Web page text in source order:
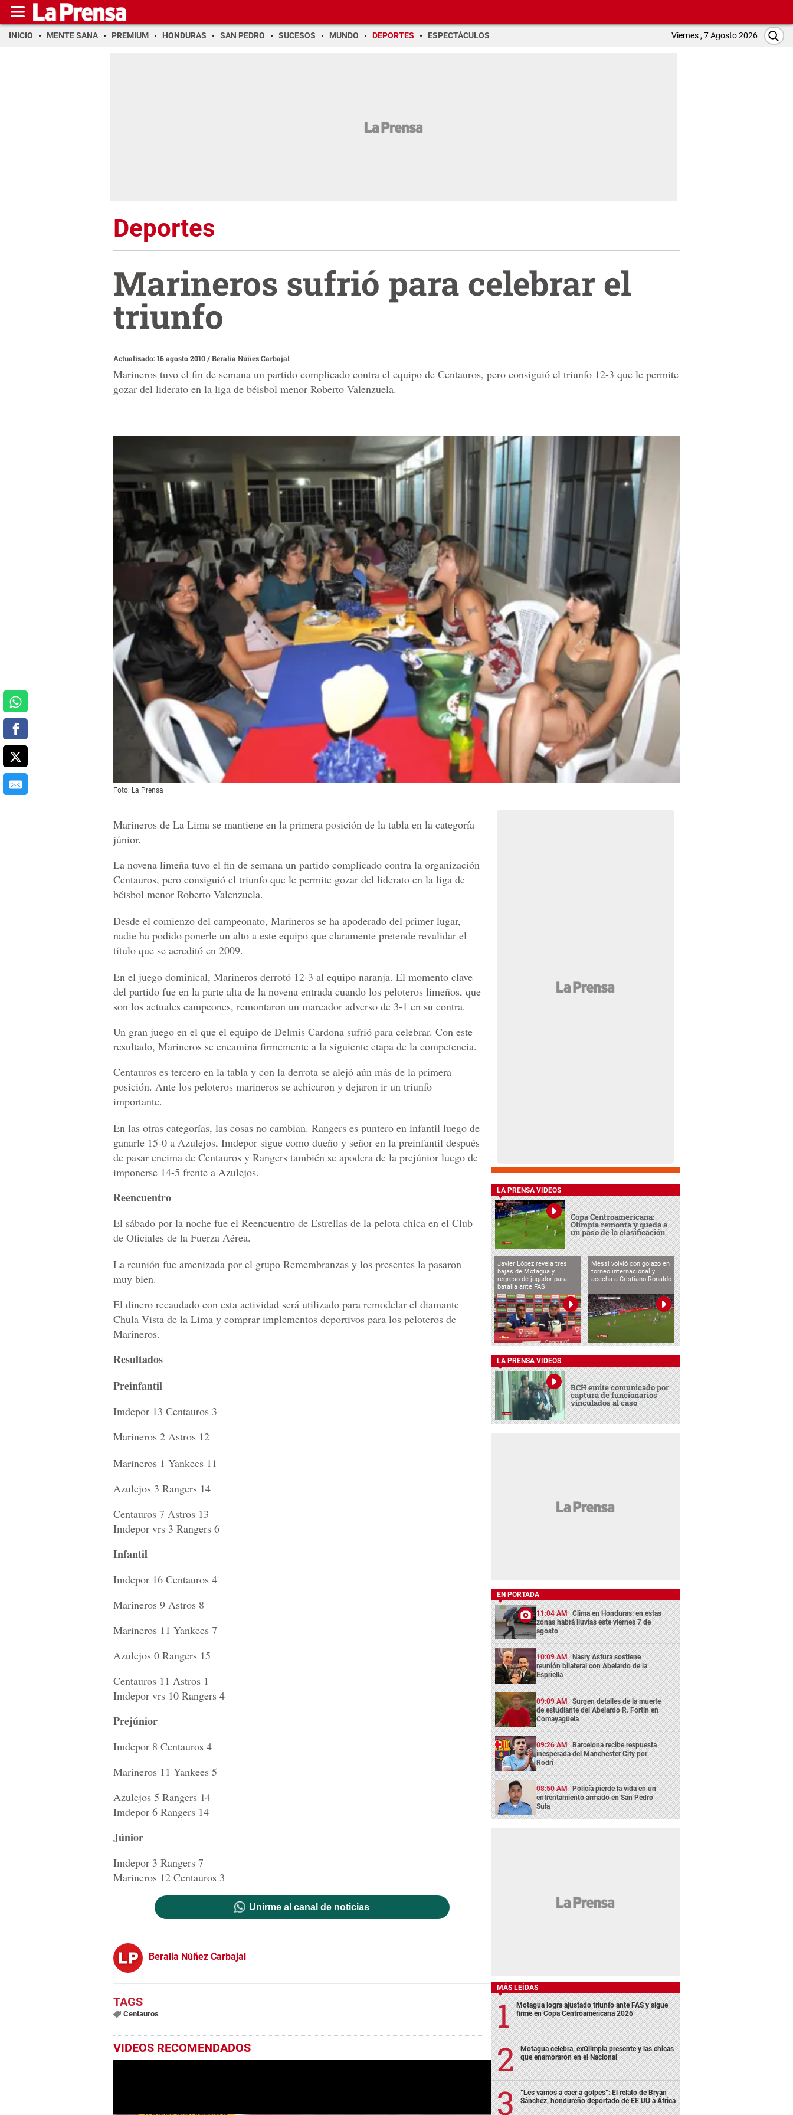
INICIO MENTE SANA PREMIUM HONDURAS SAN PEDRO SUCESOS MUNDO DEPORTES ESPECTÁCULOS Viernes , 7 Agosto 2026
Deportes
Marineros sufrió para celebrar el
triunfo
Actualizado: 16 agosto 2010/Beralia Núñez Carbajal
Marineros tuvo el fin de semana un partido complicado contra el equipo de Centauros, pero consiguió el triunfo 12-3 que le permite
gozar del liderato en la liga de béisbol menor Roberto Valenzuela.
Foto: La Prensa
Marineros de La Lima se mantiene en la primera posición de la tabla en la categoría
júnior.
La novena limeña tuvo el fin de semana un partido complicado contra la organización
Centauros, pero consiguió el triunfo que le permite gozar del liderato en la liga de
béisbol menor Roberto Valenzuela.
Desde el comienzo del campeonato, Marineros se ha apoderado del primer lugar,
nadie ha podido ponerle un alto a este equipo que claramente pretende revalidar el
título que se acreditó en 2009.
En el juego dominical, Marineros derrotó 12-3 al equipo naranja. El momento clave
del partido fue en la parte alta de la novena entrada cuando los peloteros limeños, que
son los actuales campeones, remontaron un marcador adverso de 3-1 en su contra.
Un gran juego en el que el equipo de Delmis Cardona sufrió para celebrar. Con este
resultado, Marineros se encamina firmemente a la siguiente etapa de la competencia.
Centauros es tercero en la tabla y con la derrota se alejó aún más de la primera
posición. Ante los peloteros marineros se achicaron y dejaron ir un triunfo
importante.
En las otras categorías, las cosas no cambian. Rangers es puntero en infantil luego de
ganarle 15-0 a Azulejos, Imdepor sigue como dueño y señor en la preinfantil después
de pasar encima de Centauros y Rangers también se apodera de la prejúnior luego de
imponerse 14-5 frente a Azulejos.
Reencuentro
El sábado por la noche fue el Reencuentro de Estrellas de la pelota chica en el Club
de Oficiales de la Fuerza Aérea.
La reunión fue amenizada por el grupo Remembranzas y los presentes la pasaron
muy bien.
El dinero recaudado con esta actividad será utilizado para remodelar el diamante
Chula Vista de la Lima y comprar implementos deportivos para los peloteros de
Marineros.
Resultados
Preinfantil
Imdepor 13 Centauros 3
Marineros 2 Astros 12
Marineros 1 Yankees 11
Azulejos 3 Rangers 14
Centauros 7 Astros 13
Imdepor vrs 3 Rangers 6
Infantil
Imdepor 16 Centauros 4
Marineros 9 Astros 8
Marineros 11 Yankees 7
Azulejos 0 Rangers 15
Centauros 11 Astros 1
Imdepor vrs 10 Rangers 4
Prejúnior
Imdepor 8 Centauros 4
Marineros 11 Yankees 5
Azulejos 5 Rangers 14
Imdepor 6 Rangers 14
Júnior
Imdepor 3 Rangers 7
Marineros 12 Centauros 3
Unirme al canal de noticias
Beralia Núñez Carbajal
Centauros
VIDEOS RECOMENDADOS
LA PRENSA VIDEOS
Copa Centroamericana:
Olimpia remonta y queda a
un paso de la clasificación
Javier López revela tres
bajas de Motagua y
regreso de jugador para
batalla ante FAS
Messi volvió con golazo en
torneo internacional y
acecha a Cristiano Ronaldo
LA PRENSA VIDEOS
BCH emite comunicado por
captura de funcionarios
vinculados al caso
EN PORTADA
11:04 AM Clima en Honduras: en estas
zonas habrá lluvias este viernes 7 de
agosto
10:09 AM Nasry Asfura sostiene
reunión bilateral con Abelardo de la
Espriella
09:09 AM Surgen detalles de la muerte
de estudiante del Abelardo R. Fortín en
Comayagüela
09:26 AM Barcelona recibe respuesta
inesperada del Manchester City por
Rodri
08:50 AM Policía pierde la vida en un
enfrentamiento armado en San Pedro
Sula
MÁS LEÍDAS
Motagua logra ajustado triunfo ante FAS y sigue
firme en Copa Centroamericana 2026
Motagua celebra, exOlimpia presente y las chicas
que enamoraron en el Nacional
“Les vamos a caer a golpes”: El relato de Bryan
Sánchez, hondureño deportado de EE UU a África